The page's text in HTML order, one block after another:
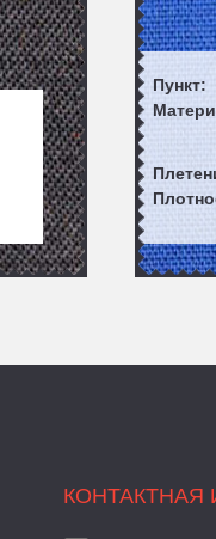
Пункт: